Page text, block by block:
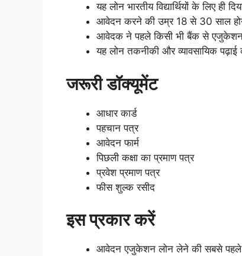
यह लोन भारतीय विद्यार्थियों के लिए ही
आवेदन करने की उम्र 18 से 30 साल
आवेदक ने पहले किसी भी बैंक से एजुकेशन
यह लोन तकनीकी और व्यावसायिक पढ़ाई
जरूरी डॉक्यूमेंट
आधार कार्ड
पहचान पत्र
आवेदन फार्म
पिछली कक्षा का प्रमाण पत्र
प्रवेश प्रमाण पत्र
फीस शुल्क रसीद
इस प्रकार करें
आवेदन एजुकेशन लोन लेने की सबसे